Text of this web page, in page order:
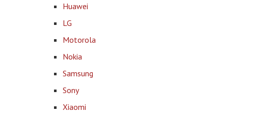
Huawei
LG
Motorola
Nokia
Samsung
Sony
Xiaomi